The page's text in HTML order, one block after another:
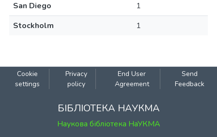
San Diego
1
Stockholm
1
Cookie
settings
Privacy
policy
End User
Agreement
Send
Feedback
БІБЛІОТЕКА НАУКМА
Наукова бібліотека НаУКМА